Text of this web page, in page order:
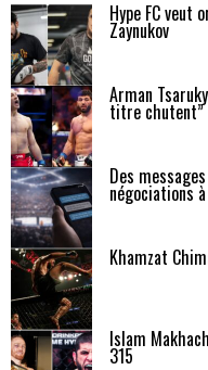
Hype FC veut
Zaynukov
Arman
titre chutent”
Des
négociations à
Khamzat
Islam
315